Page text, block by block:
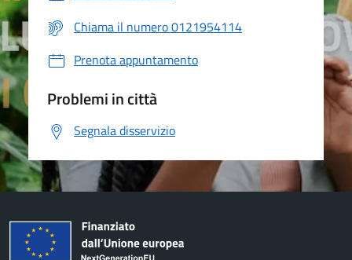
Chiama il numero 0121954114
Prenota appuntamento
Problemi in città
Segnala disservizio